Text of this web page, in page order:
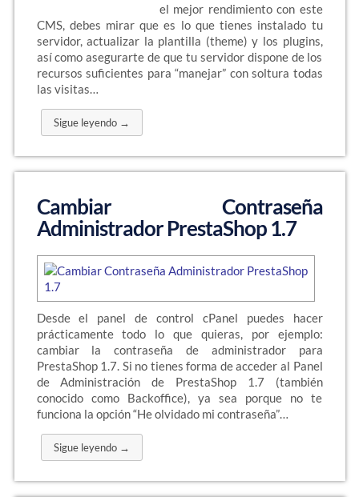
el mejor rendimiento con este
CMS, debes mirar que es lo que tienes instalado tu
servidor, actualizar la plantilla (theme) y los plugins,
así como asegurarte de que tu servidor dispone de los
recursos suficientes para “manejar” con soltura todas
las visitas…
Sigue leyendo →
Cambiar Contraseña
Administrador PrestaShop 1.7
Desde el panel de control cPanel puedes hacer
prácticamente todo lo que quieras, por ejemplo:
cambiar la contraseña de administrador para
PrestaShop 1.7. Si no tienes forma de acceder al Panel
de Administración de PrestaShop 1.7 (también
conocido como Backoffice), ya sea porque no te
funciona la opción “He olvidado mi contraseña”…
Sigue leyendo →